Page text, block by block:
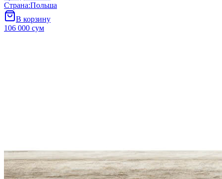
Страна:Польша
В корзину
106 000 сум